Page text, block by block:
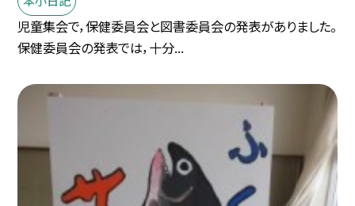
児童集会で，保健委員会と図書委員会の発表がありました。
保健委員会の発表では，十分...